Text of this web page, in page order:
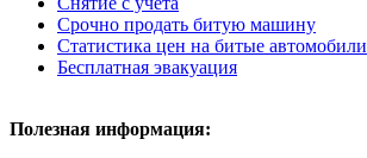
Срочно продать битую машину
Статистика цен на битые автомобили
Бесплатная эвакуация
Полезная информация: